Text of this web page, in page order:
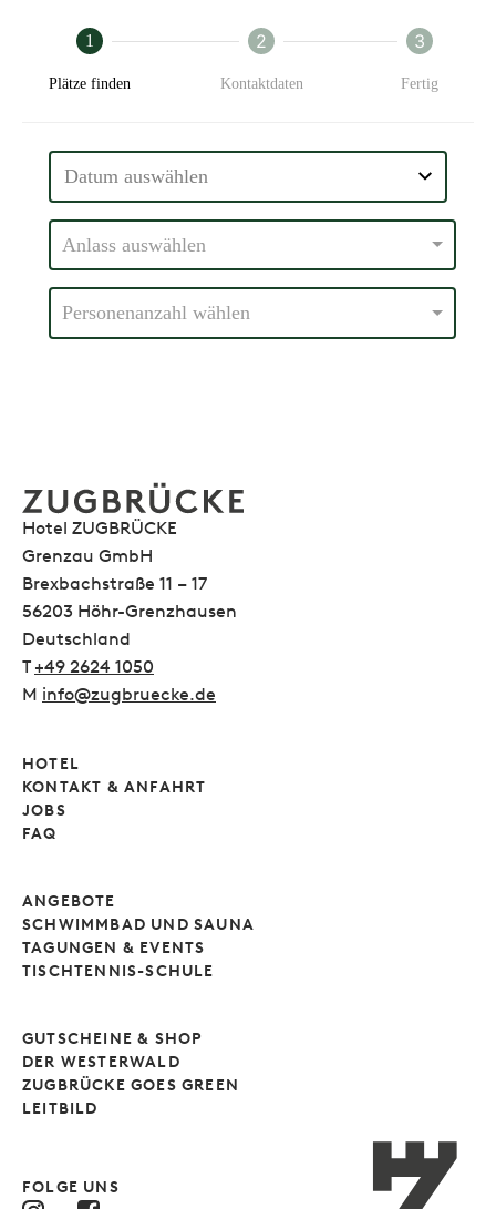
Hotel ZUGBRÜCKE
Grenzau GmbH
Brexbachstraße 11 – 17
56203 Höhr-Grenzhausen
Deutschland
T +49 2624 1050
M info@zugbruecke.de
HOTEL
KONTAKT & ANFAHRT
JOBS
FAQ
ANGEBOTE
SCHWIMMBAD UND SAUNA
TAGUNGEN & EVENTS
TISCHTENNIS-SCHULE
GUTSCHEINE & SHOP
DER WESTERWALD
ZUGBRÜCKE GOES GREEN
LEITBILD
FOLGE UNS